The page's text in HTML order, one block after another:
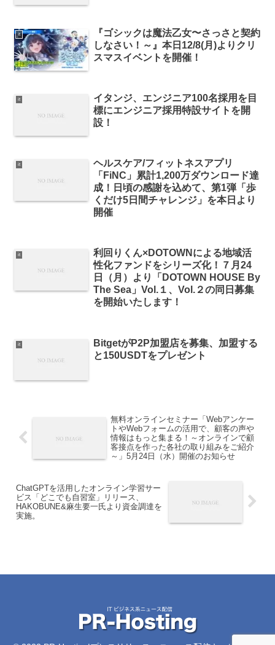
it
『ゴシックは魔法乙女〜さっさと契約
しなさい！～』本日12/8(月)よりクリ
スマスイベントを開催！
it
イタンジ、エンジニア100名採用を目
標にエンジニア採用特設サイトを開
設！
it
ヘルスケア/フィットネスアプリ
「FiNC」累計1,200万ダウンロード達
成！日頃の感謝を込めて、第1弾「歩
くだけ5日間チャレンジ」を本日より
開催
it
利回りくん×DOTOWNによる地域活
性化ファンドをシリーズ化！７月24
日（月）より「DOTOWN HOUSE By
The Sea」Vol.１、Vol.２の同日募集
を開始いたします！
it
BitgetがP2P加盟店を募集、加盟する
と150USDTをプレゼント
無料オンラインセミナー「Webアンケー
トやWebフォームの活用で、顧客の声や
情報はもっと集まる！～オンラインで顧
客接点を作った各社の取り組みをご紹介
～」5月24日（水）開催のお知らせ
ChatGPTを活用したオンライン学習サー
ビス「どこでも自習室」リリース、
HAKOBUNE&麻生要一氏より資金調達を
実施。